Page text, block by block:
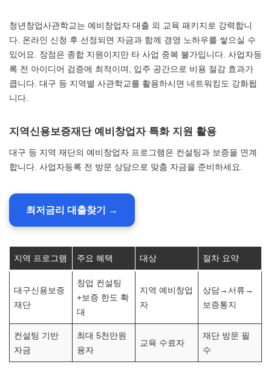
청년창업사관학교는 예비창업자 대출 외 교육 패키지로 강력합니
다. 온라인 신청 후 선정되면 자금과 함께 경영 노하우를 쌓으실 수
있어요. 장점은 종합 지원이지만 타 사업 중복 불가입니다. 사업자등
록 전 아이디어 검증에 최적이며, 입주 공간으로 비용 절감 효과가
큽니다. 대구 등 지역별 사관학교를 활용하시면 네트워킹도 강화됩
니다.
지역신용보증재단 예비창업자 특화 지원 활용
대구 등 지역 재단의 예비창업자 프로그램은 컨설팅과 보증을 연계
합니다. 사업자등록 전 방문 상담으로 맞춤 자금을 준비하세요.
최저금리 대출찾기 →
지역 프로그램 주요 혜택 대상 절차 요약
대구신용보증
재단
창업 컨설팅
+보증 한도 확
대
지역 예비창업
자
상담→서류→
보증통지
컨설팅 기반
자금
최대 5천만원
융자
교육 수료자
재단 방문 필
수